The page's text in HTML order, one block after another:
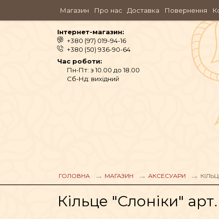
Магазин Про нас Доставка Повернення
Інтернет-магазин:
+380 (97) 019-94-16
+380 (50) 936-90-64
Час роботи:
Пн-Пт: з 10.00 до 18.00
Сб-Нд: вихідний
ОДЯГ
АРОМАМАСЛА,
ГОЛОВНА МАГАЗИН АКСЕСУАРИ
Кільце "Слоніки" арт.